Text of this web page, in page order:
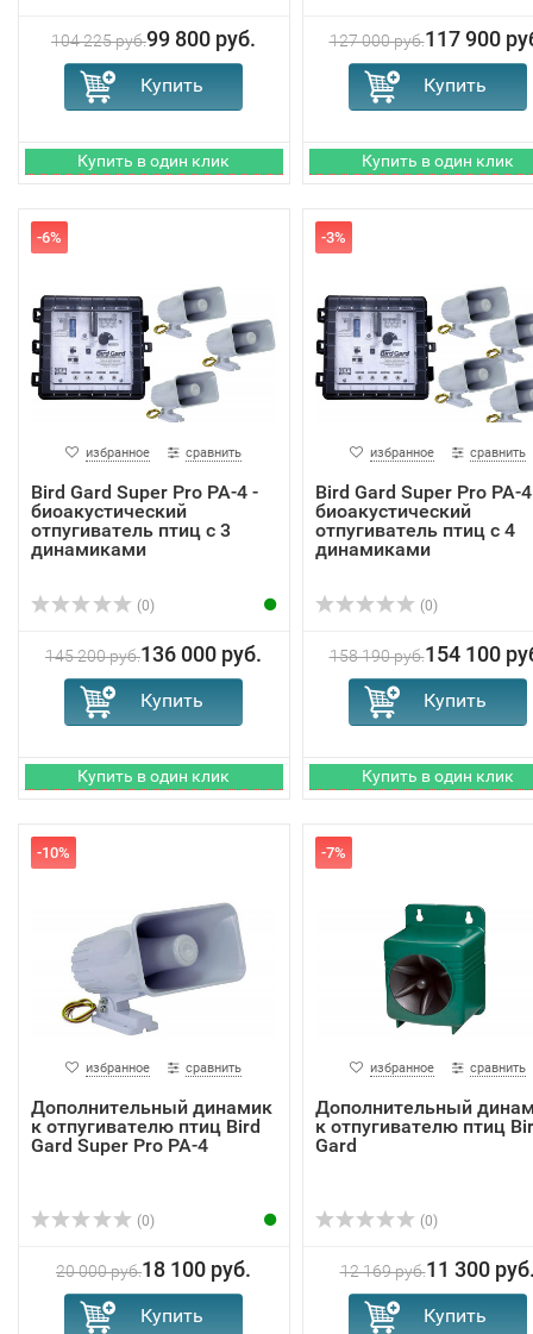
104 225 руб.99 800 руб. 127 000 руб.117 900
-6%
избранное сравнить
Bird Gard Super Pro PA-4 -
биоакустический
отпугиватель птиц с 3
динамиками
(0)
145 200 руб.136 000 руб.
-3%
избранное сравнить
Bird Gard Super Pro PA-
биоакустический
отпугиватель птиц с 4
динамиками
(0)
158 190 руб.154 100
-10%
избранное сравнить
Дополнительный динамик
к отпугивателю птиц Bird
Gard Super Pro PA-4
(0)
20 000 руб.18 100 руб.
-7%
избранное сравнить
Дополнительный
к отпугивателю птиц
Gard
(0)
12 169 руб.11 300